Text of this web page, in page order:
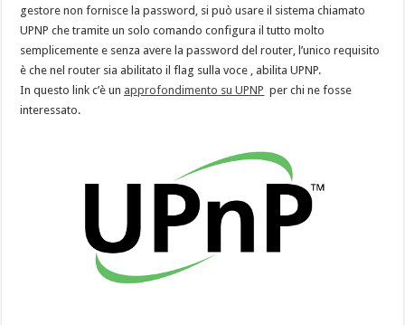
gestore non fornisce la password, si può usare il sistema chiamato
UPNP che tramite un solo comando configura il tutto molto
semplicemente e senza avere la password del router, l’unico requisito
è che nel router sia abilitato il flag sulla voce , abilita UPNP.
In questo link c’è un approfondimento su UPNP per chi ne fosse
interessato.